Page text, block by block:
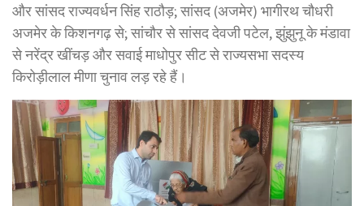
और सांसद राज्यवर्धन सिंह राठौड़; सांसद (अजमेर) भागीरथ चौधरी
अजमेर के किशनगढ़ से; सांचौर से सांसद देवजी पटेल, झुंझुनू के मंडावा
से नरेंद्र खींचड़ और सवाई माधोपुर सीट से राज्यसभा सदस्य
किरोड़ीलाल मीणा चुनाव लड़ रहे हैं।